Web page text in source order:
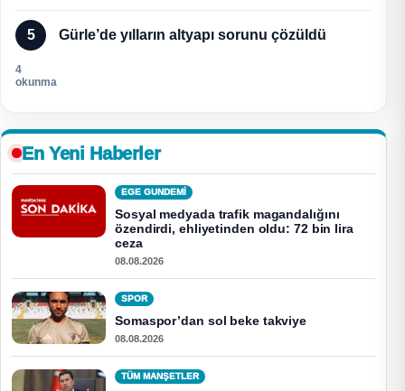
5 Gürle’de yılların altyapı sorunu çözüldü
4
okunma
En Yeni Haberler
EGE GUNDEMİ
Sosyal medyada trafik magandalığını
özendirdi, ehliyetinden oldu: 72 bin lira
ceza
08.08.2026
SPOR
Somaspor’dan sol beke takviye
08.08.2026
TÜM MANŞETLER